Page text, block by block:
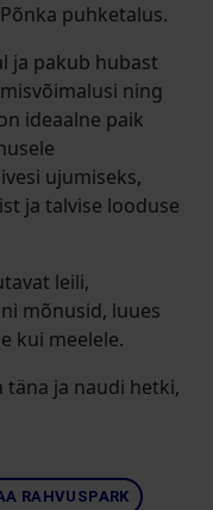
puhketalus.
ja pakub hubast
ning
ideaalne paik
ujumiseks,
ja talvise looduse
leili,
mõnusid, luues
kui meelele.
ja naudi hetki,
RAHVUSPARK